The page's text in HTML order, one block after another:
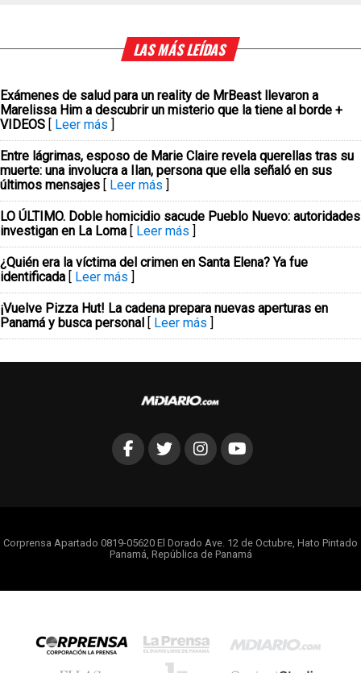
LAS MÁS LEÍDAS
Exámenes de salud para un reality de MrBeast llevaron a
Marelissa Him a descubrir un misterio que la tiene al borde +
VIDEOS [ Leer más ]
Entre lágrimas, esposo de Marie Claire revela querellas tras su
muerte: una involucra a Ilan, persona que ella señaló en sus
últimos mensajes [ Leer más ]
LO ÚLTIMO. Doble homicidio sacude Pueblo Nuevo: autoridades
investigan en La Loma [ Leer más ]
¿Quién era la víctima del crimen en Santa Elena? Ya fue
identificada [ Leer más ]
¡Vuelve Pizza Hut! La cadena prepara nuevas aperturas en
Panamá y busca personal [ Leer más ]
Corprensa Apartado 0819-05620 El Dorado Ave. 12 de Octubre, Hato Pintado
Panamá, República de Panamá